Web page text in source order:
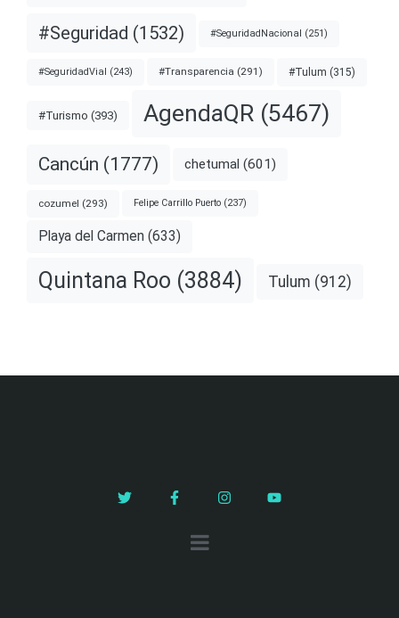
#Seguridad (1532) #SeguridadNacional (251)
#SeguridadVial (243) #Transparencia (291) #Tulum (315)
#Turismo (393) AgendaQR (5467)
Cancún (1777) chetumal (601)
cozumel (293) Felipe Carrillo Puerto (237)
Playa del Carmen (633)
Quintana Roo (3884) Tulum (912)